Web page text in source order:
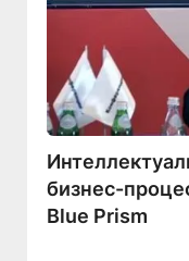
бизнес-
Blue Prism